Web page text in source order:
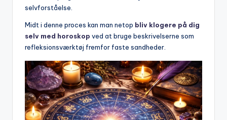
selvforståelse.
Midt i denne proces kan man netop bliv klogere på dig
selv med horoskop ved at bruge beskrivelserne som
refleksionsværktøj fremfor faste sandheder.